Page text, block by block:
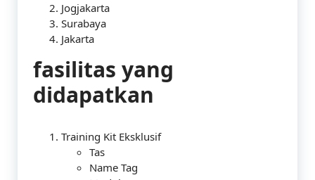
Jogjakarta
Surabaya
Jakarta
fasilitas yang
didapatkan
Training Kit Eksklusif
Tas
Name Tag